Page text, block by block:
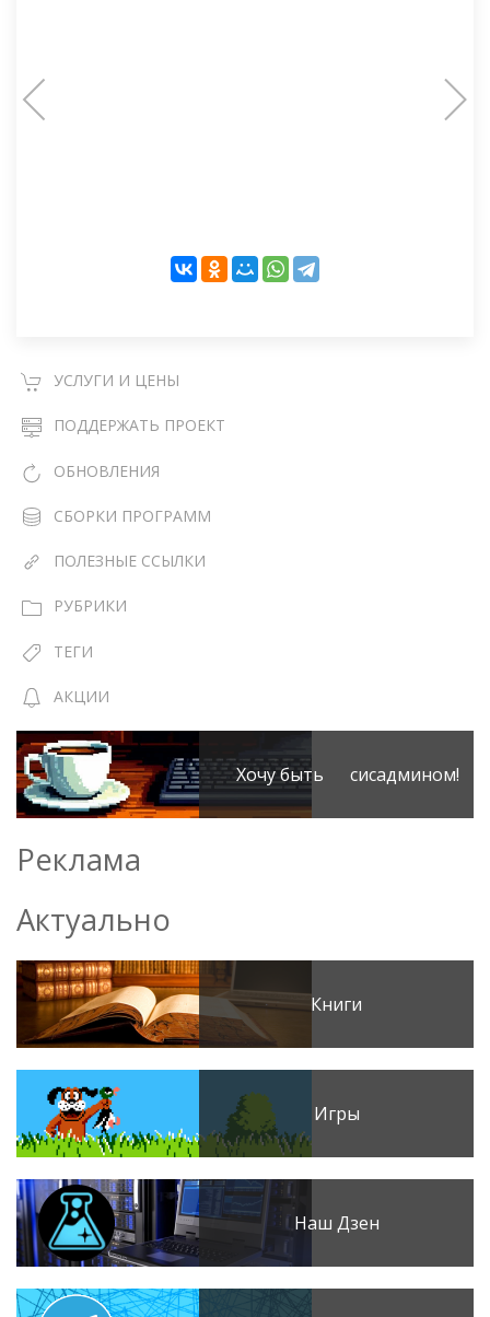
УСЛУГИ И ЦЕНЫ
ПОДДЕРЖАТЬ ПРОЕКТ
ОБНОВЛЕНИЯ
СБОРКИ ПРОГРАММ
ПОЛЕЗНЫЕ ССЫЛКИ
РУБРИКИ
ТЕГИ
АКЦИИ
Хочу быть сисадмином!
Реклама
Актуально
Книги
Игры
Наш Дзен